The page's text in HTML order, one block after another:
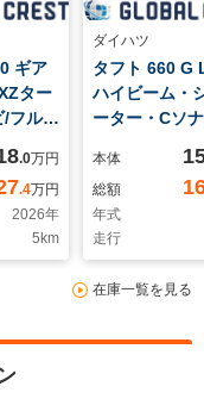
ギア
ター
フルセ
.0万円
.4万円
2026年
5 km
ダイハツ
タフト 660 G
ハイビーム・
ーター・Cソ
本体
総額
年式
走行
在庫一覧を見る